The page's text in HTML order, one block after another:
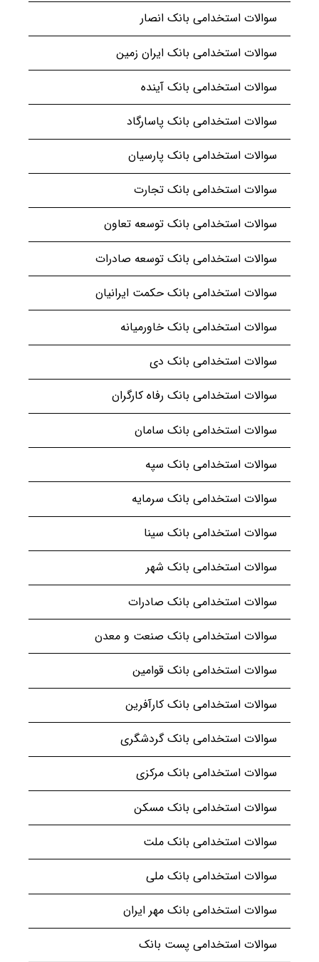
سوالات استخدامی بانک انصار
سوالات استخدامی بانک ایران زمین
سوالات استخدامی بانک آینده
سوالات استخدامی بانک پاسارگاد
سوالات استخدامی بانک پارسیان
سوالات استخدامی بانک تجارت
سوالات استخدامی بانک توسعه تعاون
سوالات استخدامی بانک توسعه صادرات
سوالات استخدامی بانک حکمت ایرانیان
سوالات استخدامی بانک خاورمیانه
سوالات استخدامی بانک دی
سوالات استخدامی بانک رفاه کارگران
سوالات استخدامی بانک سامان
سوالات استخدامی بانک سپه
سوالات استخدامی بانک سرمایه
سوالات استخدامی بانک سینا
سوالات استخدامی بانک شهر
سوالات استخدامی بانک صادرات
سوالات استخدامی بانک صنعت و معدن
سوالات استخدامی بانک قوامین
سوالات استخدامی بانک کارآفرین
سوالات استخدامی بانک گردشگری
سوالات استخدامی بانک مرکزی
سوالات استخدامی بانک مسکن
سوالات استخدامی بانک ملت
سوالات استخدامی بانک ملی
سوالات استخدامی بانک مهر ایران
سوالات استخدامی پست بانک